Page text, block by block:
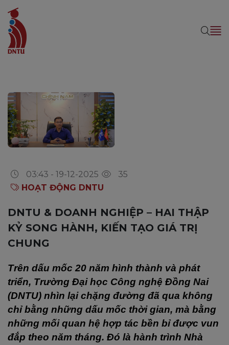
03:43 - 19-12-2025
35
HOẠT ĐỘNG DNTU
DNTU & DOANH NGHIỆP – HAI THẬP
KỶ SONG HÀNH, KIẾN TẠO GIÁ TRỊ
CHUNG
Trên dấu mốc 20 năm hình thành và phát
triển, Trường Đại học Công nghệ Đồng Nai
(DNTU) nhìn lại chặng đường đã qua không
chỉ bằng những dấu mốc thời gian, mà bằng
những mối quan hệ hợp tác bền bỉ được vun
đắp theo năm tháng. Đó là hành trình Nhà